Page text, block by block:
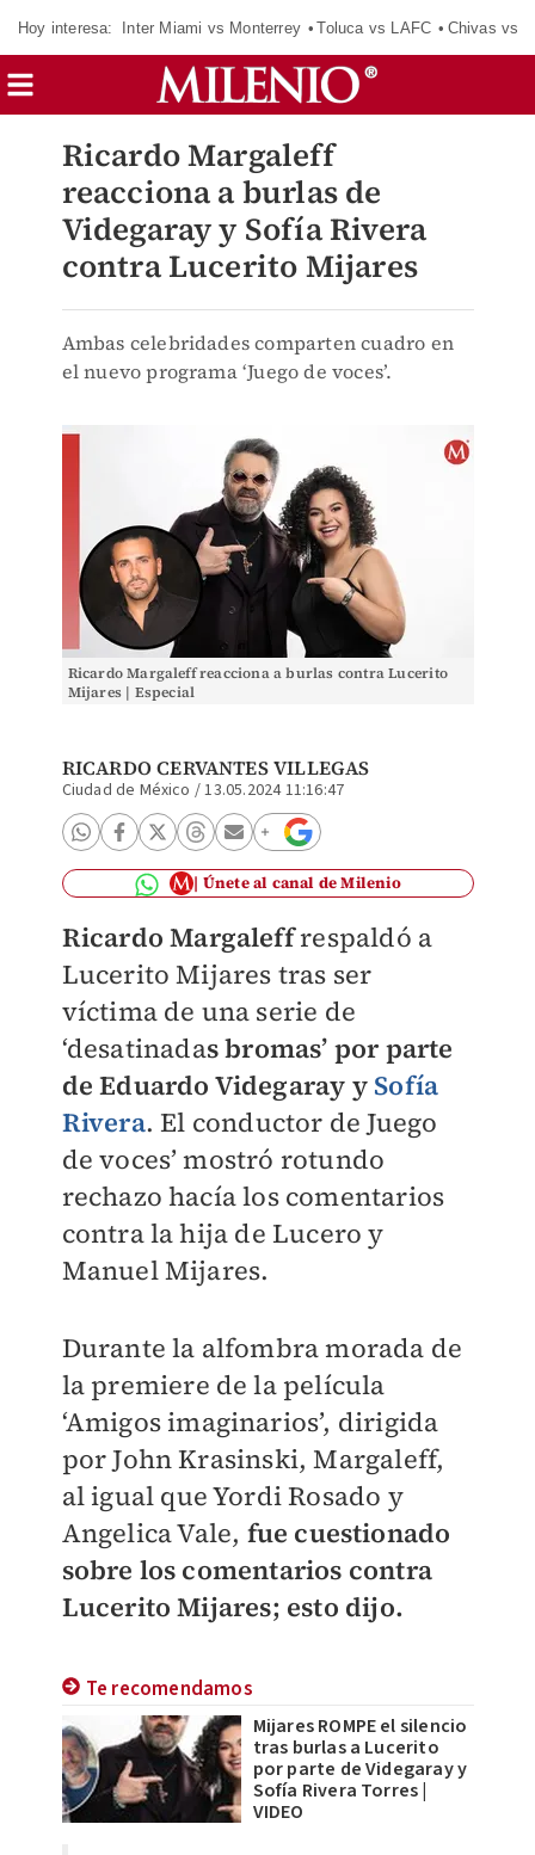
Hoy interesa: Inter Miami vs Monterrey Toluca vs LAFC Chivas vs
Ricardo Margaleff
reacciona a burlas de
Videgaray y Sofía Rivera
contra Lucerito Mijares
Ambas celebridades comparten cuadro en
el nuevo programa ‘Juego de voces’.
Ricardo Margaleff reacciona a burlas contra Lucerito
Mijares | Especial
RICARDO CERVANTES VILLEGAS
Ciudad de México /13.05.2024 11:16:47
Únete al canal de Milenio
Ricardo Margaleffrespaldó a
Lucerito Mijares tras ser
víctima de una serie de
‘desatinadas bromas’ por parte
de Eduardo Videgaray y Sofía
Rivera. El conductor de Juego
de voces’ mostró rotundo
rechazo hacía los comentarios
contra la hija de Lucero y
Manuel Mijares.
Durante la alfombra morada de
la premiere de la película
‘Amigos imaginarios’, dirigida
por John Krasinski, Margaleff,
al igual que Yordi Rosado y
Angelica Vale, fue cuestionado
sobre los comentarios contra
Lucerito Mijares; esto dijo.
Te recomendamos
Mijares ROMPE el silencio
tras burlas a Lucerito
por parte de Videgaray y
Sofía Rivera Torres |
VIDEO